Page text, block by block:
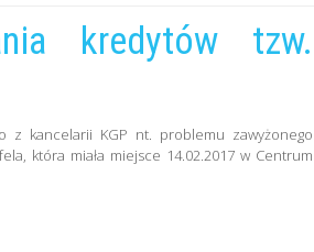
kredytów tzw.
z kancelarii KGP nt. problemu zawyżonego
która miała miejsce 14.02.2017 w Centrum